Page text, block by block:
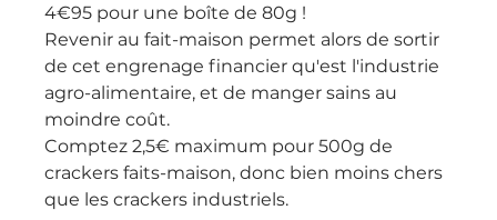
4€95 pour une boîte de 80g !
Revenir au fait-maison permet alors de sortir
de cet engrenage financier qu'est l'industrie
agro-alimentaire, et de manger sains au
moindre coût.
Comptez 2,5€ maximum pour 500g de
crackers faits-maison, donc bien moins chers
que les crackers industriels.